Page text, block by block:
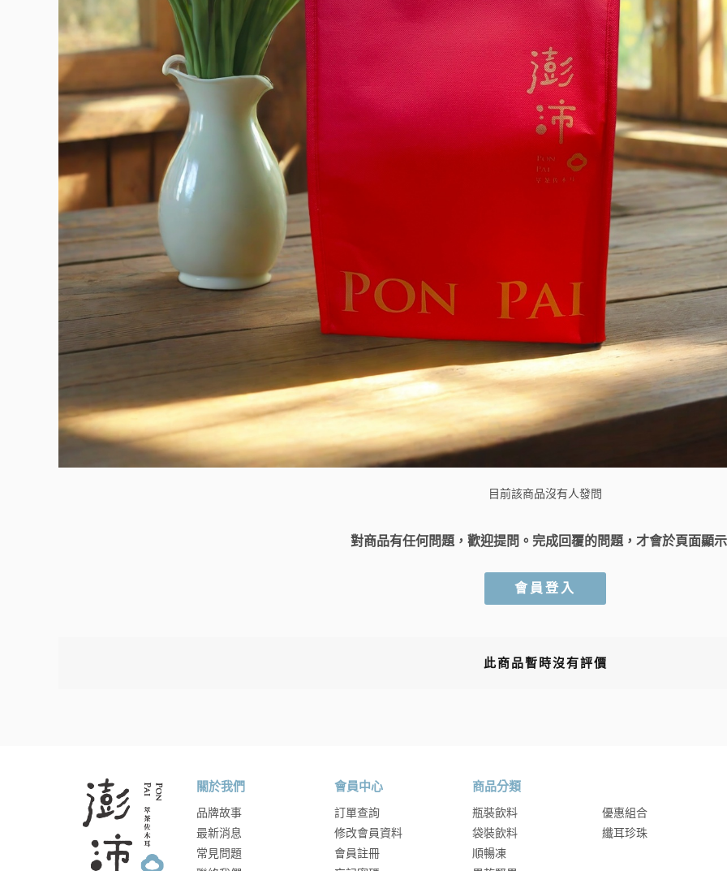
目前該商品沒有人發問
對商品有任何問題，歡迎提問。完成回覆的問題，才會於頁面顯
會員登入
此商品暫時沒有評價
關於我們
品牌故事
最新消息
常見問題
會員中心
訂單查詢
修改會員資料
會員註冊
商品分類
瓶裝飲料
袋裝飲料
順暢凍
優惠組合
纖耳珍珠